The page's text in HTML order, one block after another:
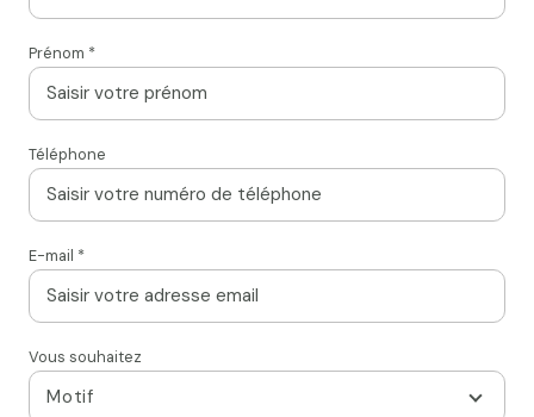
Prénom *
Téléphone
E-mail *
Vous souhaitez
Motif